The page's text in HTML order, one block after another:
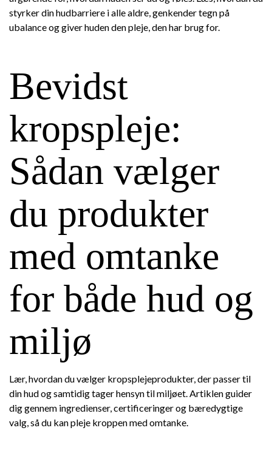
styrker din hudbarriere i alle aldre, genkender tegn på
ubalance og giver huden den pleje, den har brug for.
Bevidst
kropspleje:
Sådan vælger
du produkter
med omtanke
for både hud og
miljø
Lær, hvordan du vælger kropsplejeprodukter, der passer til
din hud og samtidig tager hensyn til miljøet. Artiklen guider
dig gennem ingredienser, certificeringer og bæredygtige
valg, så du kan pleje kroppen med omtanke.